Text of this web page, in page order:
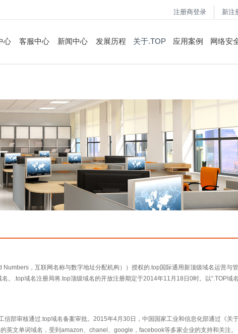
注册商登录 新注
心 客服中心 新闻中心 发展历程 关于.TOP 应用案例 网络安
，互联网名称与数字地址分配机构））授权的.top国际通用新顶级域名运营与
.top域名注册局将.top顶级域名的开放注册期定于2014年11月18日0时。以“.TOP域
部审核通过.top域名备案审批。2015年4月30日，中国国家工业和信息化部通过《关
英文单词域名，受到amazon、chanel、google，facebook等多家企业的支持和关注。